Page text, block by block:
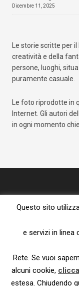
Dicembre 11, 2025
Le storie scritte per
creatività e della
persone, luoghi,
puramente casuale.
Le foto riprodotte in
Internet. Gli autori
in ogni momento
Proprietà letteraria
consenso dell’autore.
Privacy Policy e Cookie
Questo sito
e servizi in linea
Rete. Se vuoi
alcuni cookie,
estesa. Chiudendo